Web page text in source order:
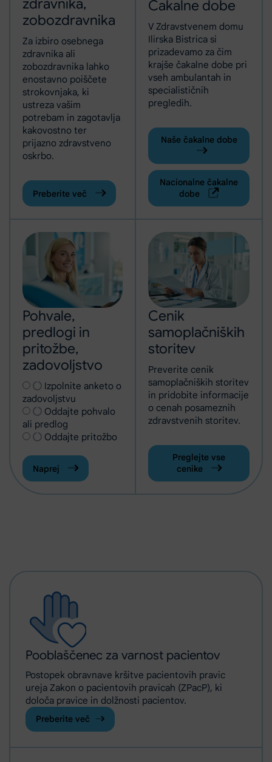
zdravnika,
zobozdravnika
Za izbiro osebnega
zdravnika ali
zobozdravnika lahko
enostavno poiščete
strokovnjaka, ki
ustreza vašim
potrebam in zagotavlja
kakovostno ter
prijazno zdravstveno
oskrbo.
Preberite več
Čakalne dobe
V Zdravstvenem domu
Ilirska Bistrica si
prizadevamo za čim
krajše čakalne dobe pri
vseh ambulantah in
specialističnih
pregledih.
Naše čakalne dobe
Nacionalne čakalne
dobe
Pohvale,
predlogi in
pritožbe,
zadovoljstvo
Izberite vrsto obrazca
zadovoljstvu (Odpre se v novem zavihku)
ali predlog
Oddajte pritožbo
Naprej
Cenik
samoplačniških
storitev
Preverite cenik
samoplačniških storitev
in pridobite informacije
o cenah posameznih
zdravstvenih storitev.
Preglejte vse
cenike
Pooblaščenec za varnost pacientov
Postopek obravnave kršitve pacientovih pravic
ureja Zakon o pacientovih pravicah (ZPacP), ki
določa pravice in dolžnosti pacientov.
Preberite več